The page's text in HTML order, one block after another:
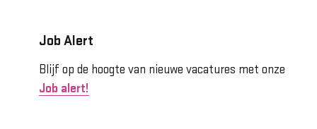
Job Alert
Blijf op de hoogte van nieuwe vacatures met onze
Job alert!